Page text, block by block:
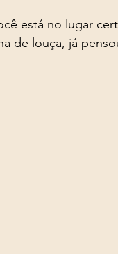
está no lugar
de louça, já